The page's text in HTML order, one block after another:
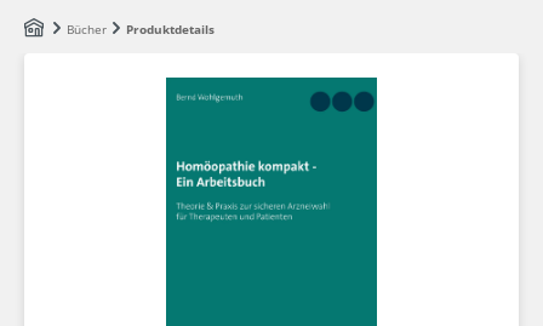
Zum Hauptinhalt springen
Bücher Produktdetails